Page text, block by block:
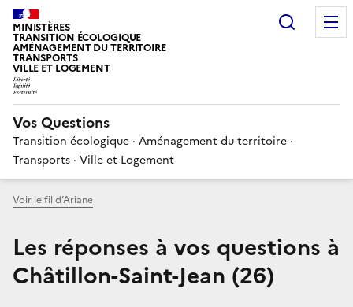
MINISTÈRES
TRANSITION ÉCOLOGIQUE
AMÉNAGEMENT DU TERRITOIRE
TRANSPORTS
VILLE ET LOGEMENT
Vos Questions
Transition écologique · Aménagement du territoire ·
Transports · Ville et Logement
Voir le fil d’Ariane
Les réponses à vos questions à
Châtillon-Saint-Jean (26)